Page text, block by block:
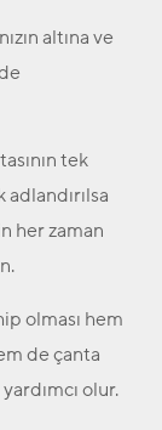
altına ve
tek
adlandırılsa
her zaman
olması hem
de çanta
olur.